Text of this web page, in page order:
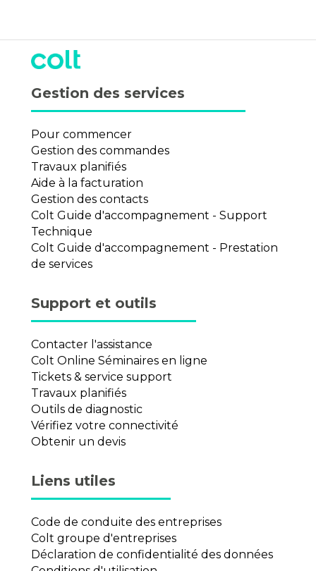
Gestion des services
Pour commencer
Gestion des commandes
Travaux planifiés
Aide à la facturation
Gestion des contacts
Colt Guide d'accompagnement - Support
Technique
Colt Guide d'accompagnement - Prestation
de services
Support et outils
Contacter l'assistance
Colt Online Séminaires en ligne
Tickets & service support
Travaux planifiés
Outils de diagnostic
Vérifiez votre connectivité
Obtenir un devis
Liens utiles
Code de conduite des entreprises
Colt groupe d'entreprises
Déclaration de confidentialité des données